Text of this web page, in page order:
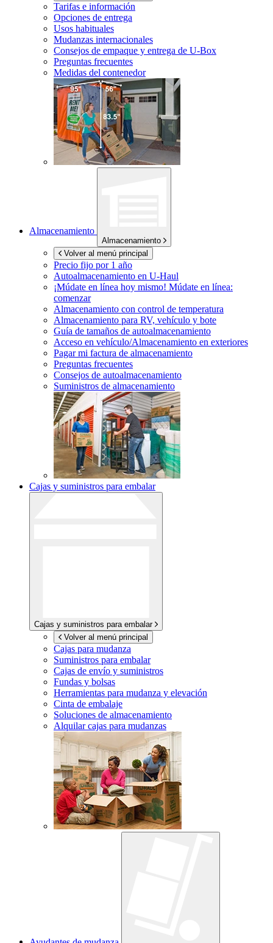
Tarifas e información
Opciones de entrega
Usos habituales
Mudanzas internacionales
Consejos de empaque y entrega de U-Box
Preguntas frecuentes
Medidas del contenedor
Almacenamiento
Almacenamiento
Volver al menú principal
Precio fijo por 1 año
Autoalmacenamiento en U-Haul
¡Múdate en línea hoy mismo! Múdate en línea:
comenzar
Almacenamiento con control de temperatura
Almacenamiento para RV, vehículo y bote
Guía de tamaños de autoalmacenamiento
Acceso en vehículo/Almacenamiento en exteriores
Pagar mi factura de almacenamiento
Preguntas frecuentes
Consejos de autoalmacenamiento
Suministros de almacenamiento
Cajas y suministros para embalar
Cajas y suministros para embalar
Volver al menú principal
Cajas para mudanza
Suministros para embalar
Cajas de envío y suministros
Fundas y bolsas
Herramientas para mudanza y elevación
Cinta de embalaje
Soluciones de almacenamiento
Alquilar cajas para mudanzas